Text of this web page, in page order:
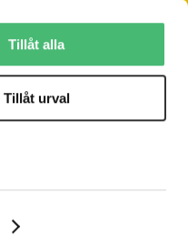
Tillåt alla
Tillåt urval